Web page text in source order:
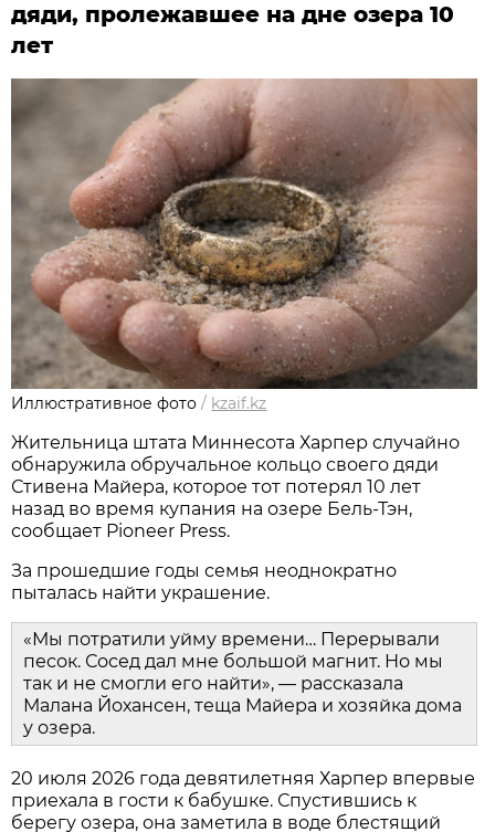
дяди, пролежавшее на дне озера 10
лет
Иллюстративное фото / kzaif.kz
Жительница штата Миннесота Харпер случайно
обнаружила обручальное кольцо своего дяди
Стивена Майера, которое тот потерял 10 лет
назад во время купания на озере Бель-Тэн,
сообщает Pioneer Press.
За прошедшие годы семья неоднократно
пыталась найти украшение.
«Мы потратили уйму времени… Перерывали
песок. Сосед дал мне большой магнит. Но мы
так и не смогли его найти», — рассказала
Малана Йохансен, теща Майера и хозяйка дома
у озера.
20 июля 2026 года девятилетняя Харпер впервые
приехала в гости к бабушке. Спустившись к
берегу озера, она заметила в воде блестящий